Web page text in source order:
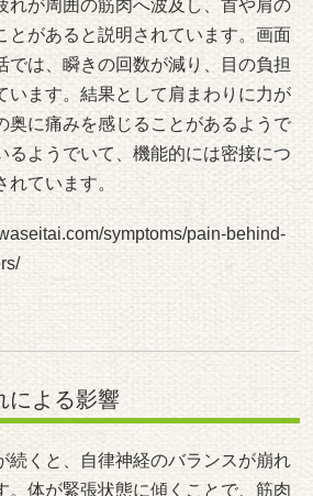
れが周囲の筋肉へ波及し、首や肩の
とがあると説明されています。画面
では、瞬きの回数が減り、目の負担
います。結果として肩まわりに力が
奥に痛みを感じることがあるようで
るようでいて、機能的には密接につ
ています。
symptoms/pain-behind-
による影響
続くと、自律神経のバランスが崩れ
。体が緊張状態に傾くことで、筋肉